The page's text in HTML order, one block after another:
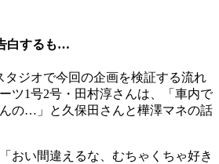
白するも…
タジオで今回の企画を検証する流れ
ツ1号2号・田村淳さんは、「車内で
の…」と久保田さんと樺澤マネの話
おい間違えるな、むちゃくちゃ好き